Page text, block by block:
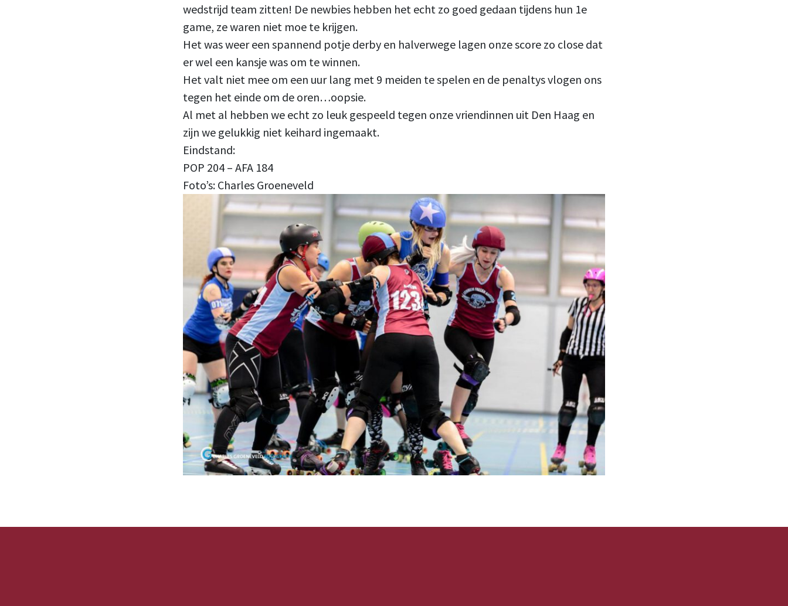
wedstrijd team zitten! De newbies hebben het echt zo goed gedaan tijdens hun 1e
game, ze waren niet moe te krijgen.
Het was weer een spannend potje derby en halverwege lagen onze score zo close dat
er wel een kansje was om te winnen.
Het valt niet mee om een uur lang met 9 meiden te spelen en de penaltys vlogen ons
tegen het einde om de oren…oopsie.
Al met al hebben we echt zo leuk gespeeld tegen onze vriendinnen uit Den Haag en
zijn we gelukkig niet keihard ingemaakt.
Eindstand:
POP 204 – AFA 184
Foto’s: ​Charles Groeneveld